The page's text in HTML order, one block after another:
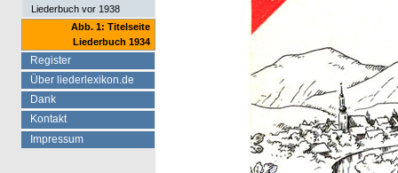
Liederbuch vor 1938
Abb. 1: Titelseite
Liederbuch 1934
Register
Über liederlexikon.de
Dank
Kontakt
Impressum